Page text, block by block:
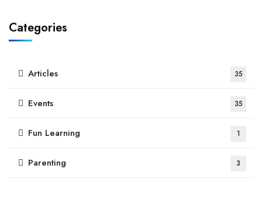
Categories
Articles 35
Events 35
Fun Learning 1
Parenting 3